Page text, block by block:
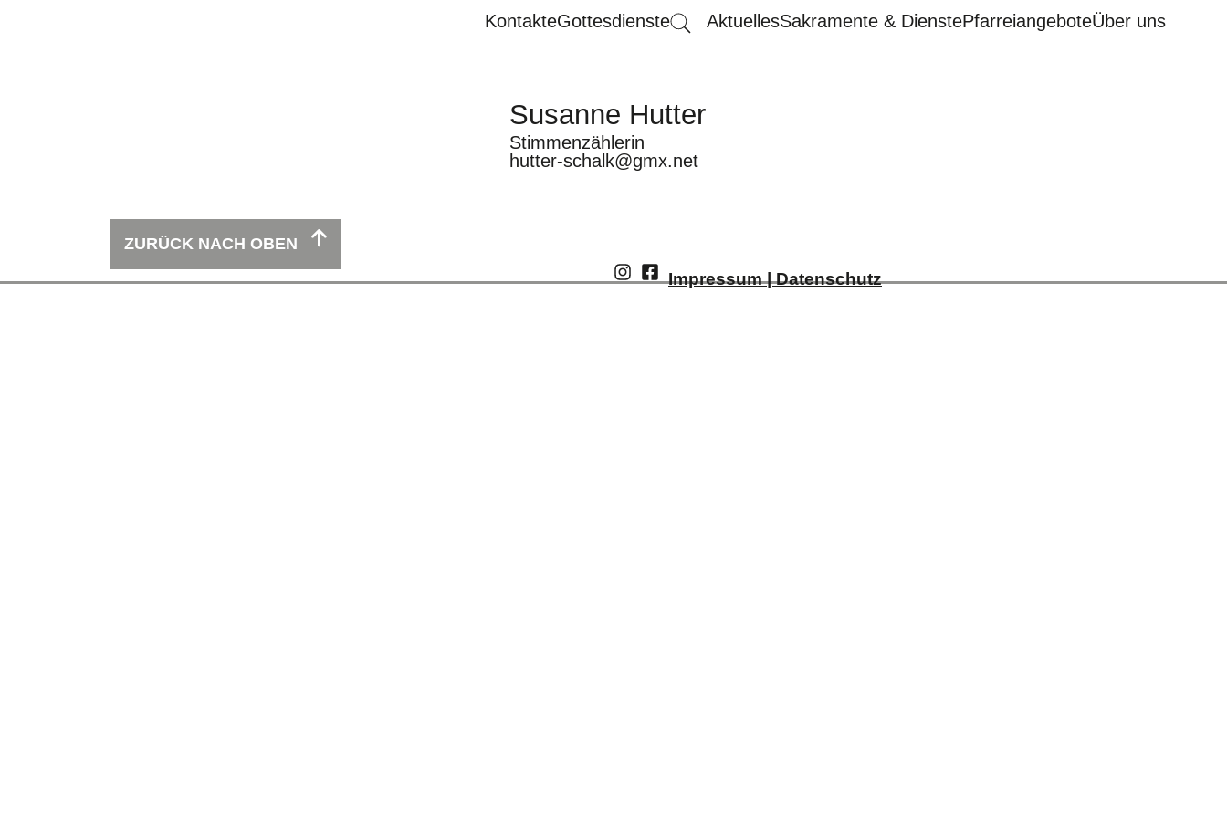
KontakteGottesdienste AktuellesSakramente & DienstePfarreiangeboteÜber uns
Susanne Hutter
Stimmenzählerin
hutter-schalk@gmx.net
ZURÜCK NACH OBEN
Impressum | Datenschutz